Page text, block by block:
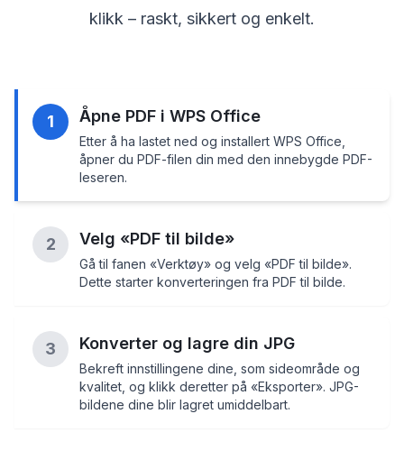
klikk – raskt, sikkert og enkelt.
1 Åpne PDF i WPS Office
Etter å ha lastet ned og installert WPS Office,
åpner du PDF-filen din med den innebygde PDF-
leseren.
2 Velg «PDF til bilde»
Gå til fanen «Verktøy» og velg «PDF til bilde».
Dette starter konverteringen fra PDF til bilde.
3 Konverter og lagre din JPG
Bekreft innstillingene dine, som sideområde og
kvalitet, og klikk deretter på «Eksporter». JPG-
bildene dine blir lagret umiddelbart.